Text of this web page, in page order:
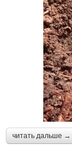
читать дальше →